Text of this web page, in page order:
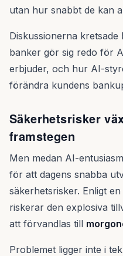
utan hur snabbt de kan
Diskussionerna
banker gör sig redo för
erbjuder, och hur AI-
förändra kundens
Säkerhetsrisker
framstegen
Men medan AI-
för att dagens snabba
säkerhetsrisker. Enligt
riskerar den explosiva
att förvandlas till
Problemet ligger inte i